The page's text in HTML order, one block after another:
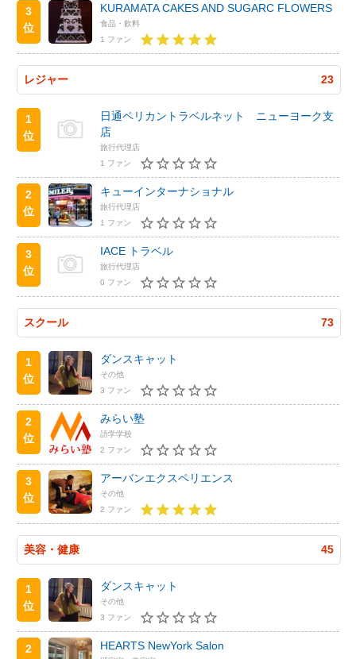
3
位
KURAMATA CAKES AND SUGARC FLOWERS
食品・飲料
1 ファン
レジャー 23
1
位
日通ペリカントラベルネット ニューヨーク支
店
旅行代理店
1 ファン
2
位
キューインターナショナル
旅行代理店
1 ファン
3
位
IACE トラベル
旅行代理店
0 ファン
スクール 73
1
位
ダンスキャット
その他
3 ファン
2
位
みらい塾
語学学校
2 ファン
3
位
アーバンエクスペリエンス
その他
2 ファン
美容・健康 45
1
位
ダンスキャット
その他
3 ファン
2
HEARTS NewYork Salon